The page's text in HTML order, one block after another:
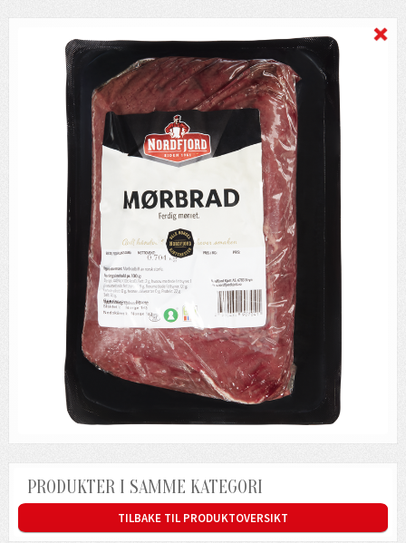
PRODUKTER I SAMME KATEGORI
TILBAKE TIL PRODUKTOVERSIKT